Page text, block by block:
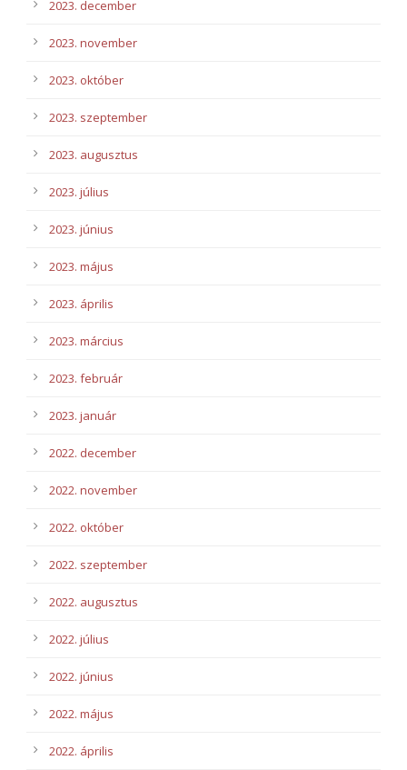
2023. december
2023. november
2023. október
2023. szeptember
2023. augusztus
2023. július
2023. június
2023. május
2023. április
2023. március
2023. február
2023. január
2022. december
2022. november
2022. október
2022. szeptember
2022. augusztus
2022. július
2022. június
2022. május
2022. április